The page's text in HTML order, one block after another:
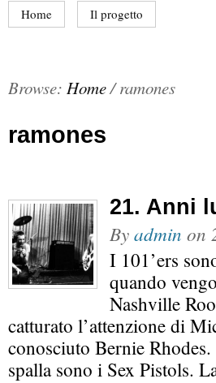
Home Il progetto
Browse: Home/ ramones
ramones
21. Anni
Byadmin on
I 101’ers
quando
Nashville
catturato l’attenzione di
conosciuto Bernie
spalla sono i Sex Pistols.